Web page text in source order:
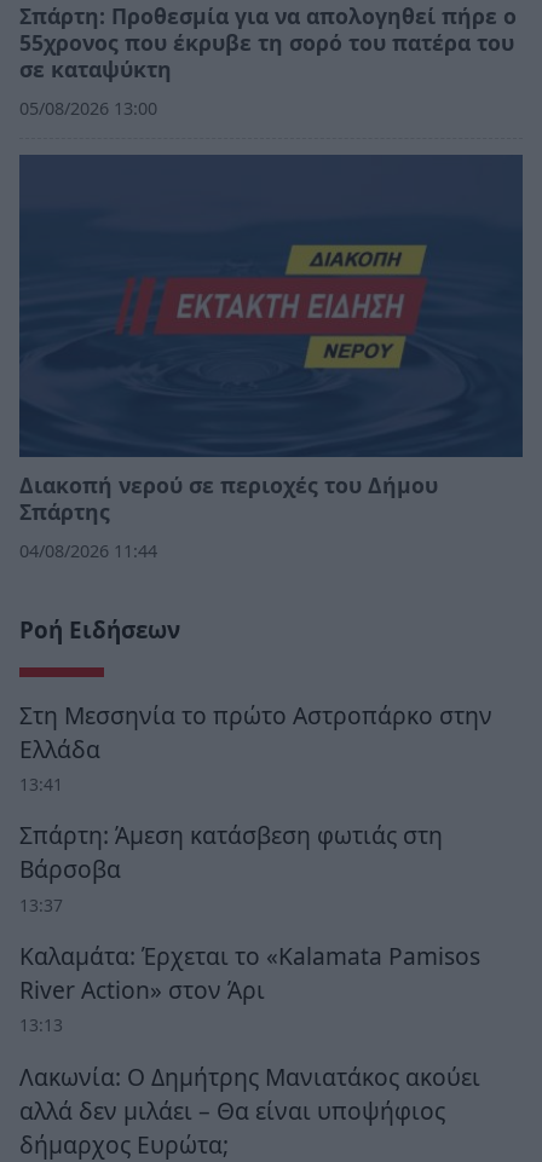
Σπάρτη: Προθεσμία για να απολογηθεί πήρε ο
55χρονος που έκρυβε τη σορό του πατέρα του
σε καταψύκτη
05/08/2026 13:00
Διακοπή νερού σε περιοχές του Δήμου
Σπάρτης
04/08/2026 11:44
Ροή Ειδήσεων
Στη Μεσσηνία το πρώτο Αστροπάρκο στην
Ελλάδα
13:41
Σπάρτη: Άμεση κατάσβεση φωτιάς στη
Βάρσοβα
13:37
Καλαμάτα: Έρχεται το «Kalamata Pamisos
River Action» στον Άρι
13:13
Λακωνία: Ο Δημήτρης Μανιατάκος ακούει
αλλά δεν μιλάει – Θα είναι υποψήφιος
δήμαρχος Ευρώτα;